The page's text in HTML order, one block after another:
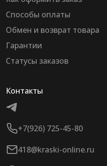
Способы оплаты
Обмен и возврат товара
Гарантии
Статусы заказов
Контакты
+7(926) 725-45-80
418@kraski-online.ru